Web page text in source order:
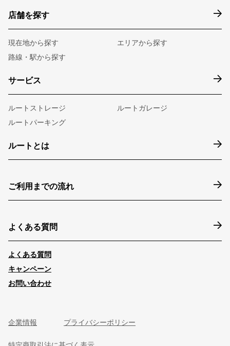
店舗を探す
現在地から探す
エリアから探す
路線・駅から探す
サービス
ルートストレージ
ルートガレージ
ルートパーキング
ルートとは
ご利用までの流れ
よくある質問
よくある質問
キャンペーン
お問い合わせ
企業情報 プライバシーポリシー